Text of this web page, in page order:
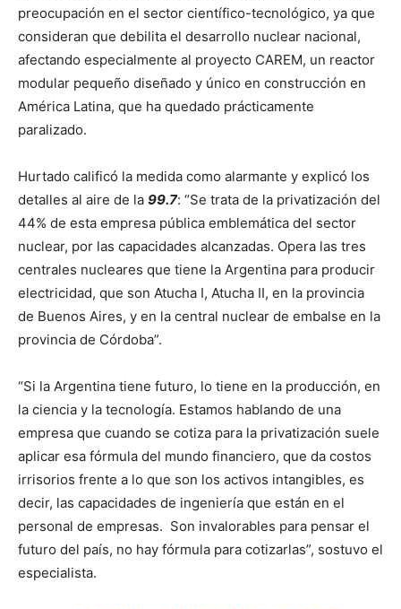
preocupación en el sector científico-tecnológico, ya que
consideran que debilita el desarrollo nuclear nacional,
afectando especialmente al proyecto CAREM, un reactor
modular pequeño diseñado y único en construcción en
América Latina, que ha quedado prácticamente
paralizado.
Hurtado calificó la medida como alarmante y explicó los
detalles al aire de la 99.7: “Se trata de la privatización del
44% de esta empresa pública emblemática del sector
nuclear, por las capacidades alcanzadas. Opera las tres
centrales nucleares que tiene la Argentina para producir
electricidad, que son Atucha I, Atucha II, en la provincia
de Buenos Aires, y en la central nuclear de embalse en la
provincia de Córdoba”.
“Si la Argentina tiene futuro, lo tiene en la producción, en
la ciencia y la tecnología. Estamos hablando de una
empresa que cuando se cotiza para la privatización suele
aplicar esa fórmula del mundo financiero, que da costos
irrisorios frente a lo que son los activos intangibles, es
decir, las capacidades de ingeniería que están en el
personal de empresas. Son invalorables para pensar el
futuro del país, no hay fórmula para cotizarlas”, sostuvo el
especialista.